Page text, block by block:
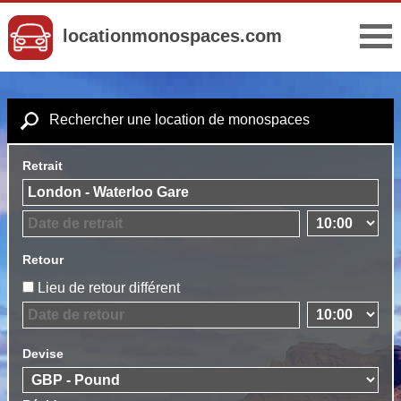
locationmonospaces.com
Rechercher une location de monospaces
Retrait
Retour
Lieu de retour différent
Devise